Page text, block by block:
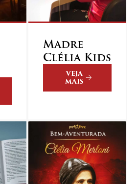
Madre
Clélia Kids
VEJA
MAIS